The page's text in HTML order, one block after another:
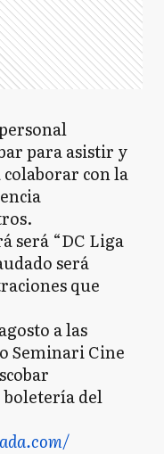
para asistir y
colaborar con la
será “DC Liga
será
que
a las
Seminari Cine
boletería del